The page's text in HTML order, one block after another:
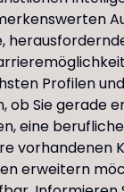
Profilen
ob Sie gerade
eine
vorhandenen
erweitern